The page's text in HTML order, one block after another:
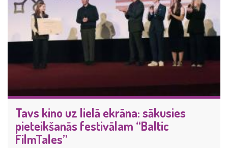
Tavs kino uz lielā ekrāna: sākusies
pieteikšanās festivālam “Baltic
FilmTales”